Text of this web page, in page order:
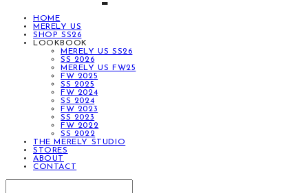
HOME
MERELY US
SHOP SS26
LOOKBOOK
MERELY US SS26
SS 2026
MERELY US FW25
FW 2025
SS 2025
FW 2024
SS 2024
FW 2023
SS 2023
FW 2022
SS 2022
THE MERELY STUDIO
STORES
ABOUT
CONTACT